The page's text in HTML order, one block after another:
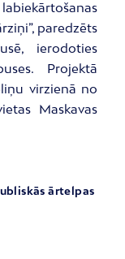
paredzēts
ierodoties
Projektā
virzienā no
Maskavas
ārtelpas